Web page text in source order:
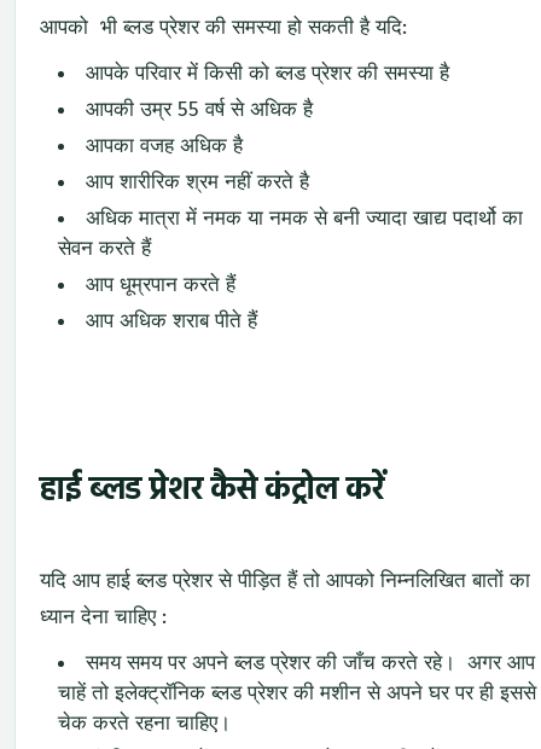
आपको भी ब्लड प्रेशर की समस्या हो सकती है यदि:
आपके परिवार में किसी को ब्लड प्रेशर की समस्या है
आपकी उम्र 55 वर्ष से अधिक है
आपका वजह अधिक है
आप शारीरिक श्रम नहीं करते है
अधिक मात्रा में नमक या नमक से बनी ज्यादा खाद्य पदार्थो का
सेवन करते हैं
आप धूम्रपान करते हैं
आप अधिक शराब पीते हैं
हाई ब्लड प्रेशर कैसे कंट्रोल करें
यदि आप हाई ब्लड प्रेशर से पीड़ित हैं तो आपको निम्नलिखित बातों का
ध्यान देना चाहिए :
समय समय पर अपने ब्लड प्रेशर की जाँच करते रहे। अगर आप
चाहें तो इलेक्ट्रॉनिक ब्लड प्रेशर की मशीन से अपने घर पर ही इससे
चेक करते रहना चाहिए।